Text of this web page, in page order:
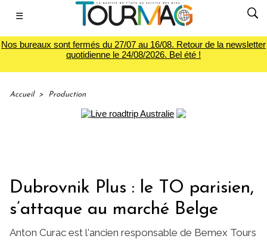
☰
Nos bureaux sont fermés du 27/07 au 16/08. Retour de la newsletter
quotidienne le 24/08/2026. Bel été !
Accueil > Production
Dubrovnik Plus : le TO parisien,
s’attaque au marché Belge
Anton Curac est l'ancien responsable de Bemex Tours